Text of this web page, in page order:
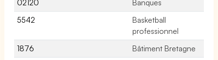
02120 Banques
5542
Basketball
professionnel
1876 Bâtiment Bretagne